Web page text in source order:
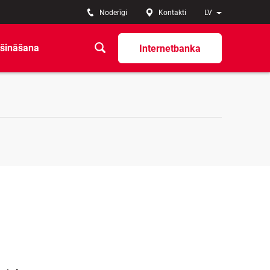
LV
Noderīgi Kontakti
Internetbanka